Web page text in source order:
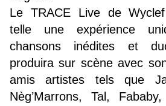
Le TRACE Live de Wyclef
telle une expérience
chansons inédites et
produira sur scène avec
amis artistes tels que
Nèg’Marrons, Tal,